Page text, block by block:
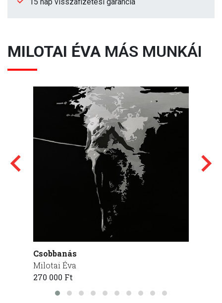
15 nap visszafizetési garancia
MILOTAI ÉVA MÁS MUNKÁI
Csobbanás
Milotai Éva
270 000 Ft